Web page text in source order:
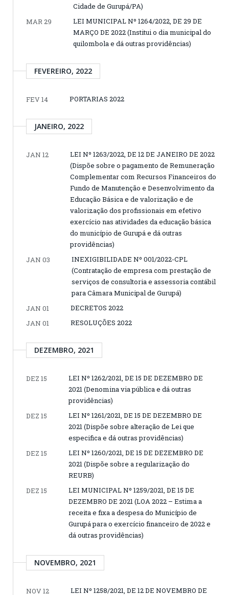
Cidade de Gurupá/PA)
MAR 29
LEI MUNICIPAL Nº 1264/2022, DE 29 DE
MARÇO DE 2022 (Institui o dia municipal do
quilombola e dá outras providências)
FEVEREIRO, 2022
FEV 14 PORTARIAS 2022
JANEIRO, 2022
JAN 12
LEI Nº 1263/2022, DE 12 DE JANEIRO DE 2022
(Dispõe sobre o pagamento de Remuneração
Complementar com Recursos Financeiros do
Fundo de Manutenção e Desenvolvimento da
Educação Básica e de valorização e de
valorização dos profissionais em efetivo
exercício nas atividades da educação básica
do município de Gurupá e dá outras
providências)
JAN 03
INEXIGIBILIDADE Nº 001/2022-CPL
(Contratação de empresa com prestação de
serviços de consultoria e assessoria contábil
para Câmara Municipal de Gurupá)
JAN 01
DECRETOS 2022
JAN 01
RESOLUÇÕES 2022
DEZEMBRO, 2021
DEZ 15
LEI Nº 1262/2021, DE 15 DE DEZEMBRO DE
2021 (Denomina via pública e dá outras
providências)
DEZ 15
LEI Nº 1261/2021, DE 15 DE DEZEMBRO DE
2021 (Dispõe sobre alteração de Lei que
especifica e dá outras providências)
DEZ 15
LEI Nº 1260/2021, DE 15 DE DEZEMBRO DE
2021 (Dispõe sobre a regularização do
REURB)
DEZ 15
LEI MUNICIPAL Nº 1259/2021, DE 15 DE
DEZEMBRO DE 2021 (LOA 2022 – Estima a
receita e fixa a despesa do Município de
Gurupá para o exercício financeiro de 2022 e
dá outras providências)
NOVEMBRO, 2021
NOV 12 LEI Nº 1258/2021, DE 12 DE NOVEMBRO DE